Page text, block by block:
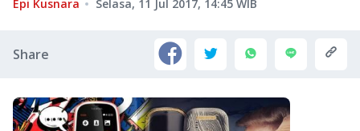
Epi Kusnara Selasa, 11 Jul 2017, 14:45 WIB
Share